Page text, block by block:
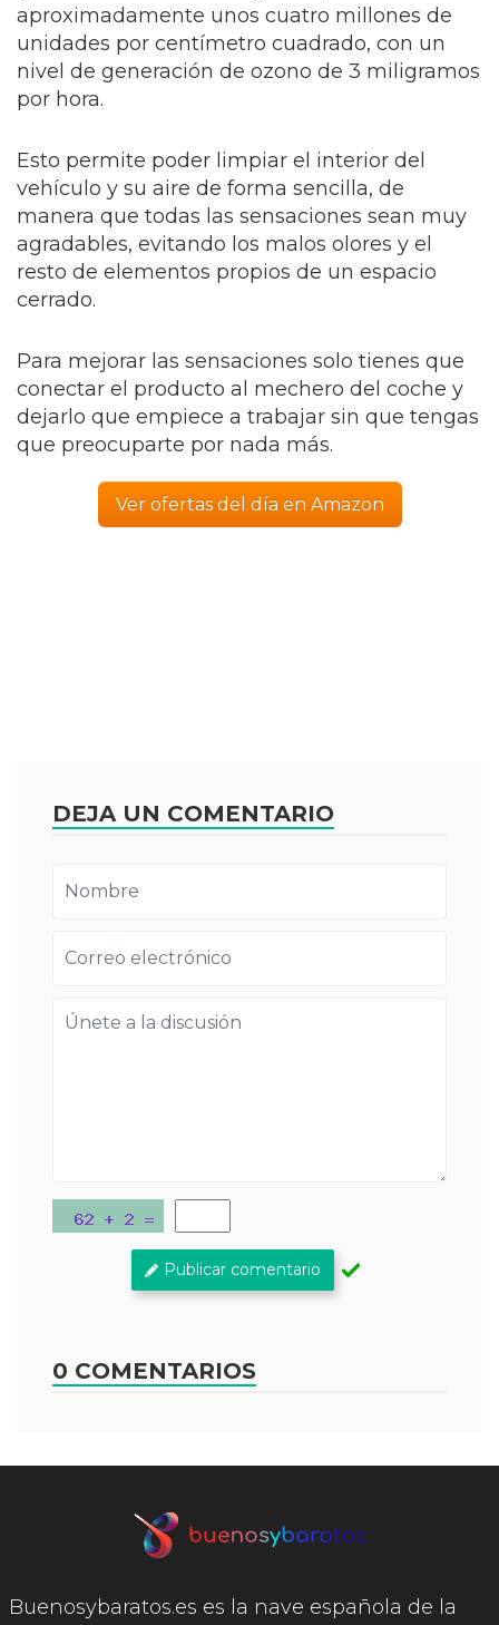
aproximadamente unos cuatro millones de
unidades por centímetro cuadrado, con un
nivel de generación de ozono de 3 miligramos
por hora.
Esto permite poder limpiar el interior del
vehículo y su aire de forma sencilla, de
manera que todas las sensaciones sean muy
agradables, evitando los malos olores y el
resto de elementos propios de un espacio
cerrado.
Para mejorar las sensaciones solo tienes que
conectar el producto al mechero del coche y
dejarlo que empiece a trabajar sin que tengas
que preocuparte por nada más.
Ver ofertas del día en Amazon
DEJA UN COMENTARIO
Publicar comentario
0 COMENTARIOS
Buenosybaratos.es es la nave española de la